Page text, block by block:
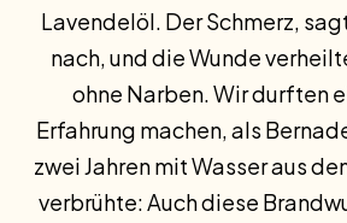
Lavendelöl. Der Schmerz,
nach, und die Wunde
ohne Narben. Wir durften
Erfahrung machen, als
zwei Jahren mit Wasser aus
verbrühte: Auch diese